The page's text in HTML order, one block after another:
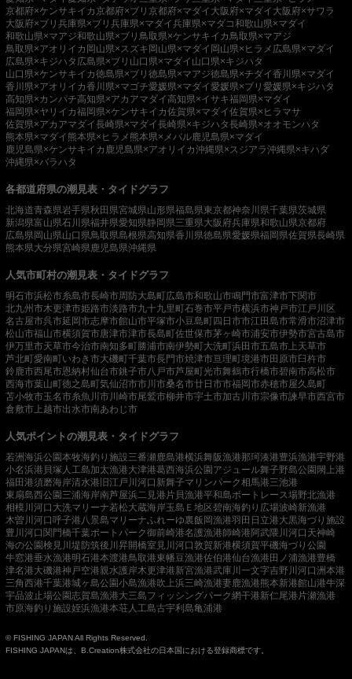
京都府×ケンサキイカ京都府×ブリ 京都府×マダイ 大阪府×マダイ 大阪府×サワラ
大阪府×ブリ 兵庫県×ブリ 兵庫県×マダイ兵庫県×マダコ和歌山県×マダイ
和歌山県×マアジ和歌山県×ブリ 鳥取県×ケンサキイカ 鳥取県×マアジ
鳥取県×アオリイカ 岡山県×スズキ岡山県×マダイ 岡山県×ヒラメ 広島県×マダイ
広島県×キジハタ 広島県×ブリ 山口県×マダイ 山口県×キジハタ
山口県×ケンサキイカ徳島県×ブリ 徳島県×マアジ徳島県×チダイ香川県×マダイ
香川県×アオリイカ香川県×マゴチ愛媛県×マダイ愛媛県×ブリ 愛媛県×キジハタ
高知県×カンパチ高知県×アカアマダイ高知県×イサキ福岡県×マダイ
福岡県×ヤリイカ福岡県×ケンサキイカ佐賀県×マダイ佐賀県×ヒラマサ
佐賀県×アカアマダイ長崎県×マダイ長崎県×キジハタ長崎県×オオモンハタ
熊本県×マダイ 熊本県×ヒラメ 熊本県×メバル鹿児島県×マダイ
鹿児島県×ケンサキイカ 鹿児島県×アオリイカ沖縄県×スジアラ沖縄県×キハダ
沖縄県×バラハタ
各都道府県の潮見表・タイドグラフ
北海道青森県岩手県秋田県宮城県山形県福島県東京都神奈川県千葉県茨城県
新潟県富山県石川県福井県愛知県静岡県三重県大阪府兵庫県和歌山県京都府
広島県岡山県山口県鳥取県島根県高知県香川県徳島県愛媛県福岡県佐賀県長崎県
熊本県大分県宮崎県 鹿児島県沖縄県
人気市町村の潮見表・タイドグラフ
明石市浜松市糸島市長崎市周防大島町広島市和歌山市鳴門市富津市下関市
北九州市木更津市姫路市淡路市九十九里町石巻市平戸市横浜市神戸市江戸川区
名古屋市呉市延岡市志摩市館山市平塚市小豆島町四日市市江田島市常滑市沼津市
松山市福山市横須賀市唐津市津市長島町佐世保市茅ヶ崎市浦安市伊勢市宮古島市
伊万里市天草市今治市南知多町勝浦市南伊勢町大洗町浜田市五島市 上天草市
芦北町愛南町いわき市大磯町千葉市長門市焼津市亘理町境港市田原市臼杵市
鈴鹿市西尾市恩納村仙台市銚子市八戸市芦屋町光市舞鶴市行橋市碧南市高松市
西海市葉山町徳之島町気仙沼市市川市桑名市廿日市市福岡市赤穂市屋久島町
苫小牧市玉名市糸魚川市 川崎市尾鷲市柳井市宇土市加古川市宗像市諫早市西宮市
倉敷市 上越市出水市南あわじ市
人気ポイントの潮見表・タイドグラフ
若洲海浜公園本牧海釣り施設三番瀬 鹿島港横浜舞阪漁港那珂湊港豊浜漁港宇野港
小名浜港 貝塚人工島加太漁港大津港葛西海浜公園アジュール舞子野島公園閖上港
福田港須磨海岸清水港 旧江戸川河口 新舞子マリンパーク相馬港三池港
東扇島西公園三浦海岸南芦屋浜二見港 片貝漁港平和島ボートレース場野北漁港
相模川河口 大洗マリーナ若松大蔵海岸玉島Ｅ地区碧南海釣り広場波崎新漁港
木曽川河口呼子港 八景島マリーナふれーゆ裏飯岡漁港羽田 日立港大黒海づり施設
豊川河口関門橋千葉ポートパーク御前崎港名護漁港師崎港阿武隈川河口 天神崎
海の公園検見川堤防筑後川昇開橋室見川河口敦賀新港横須賀平磯海づり公園
牛窓港垂水漁港明石港本渡港鳥取港東幡豆漁港佐伯港仙台漁港田ノ浦漁港豊橋
津名港大磯港神戸空港親水護岸木更津港新宮漁港武庫川一文字吉野川河口洲本港
三角西港千葉港城ヶ島公園小島漁港吹上浜三崎漁港妻鹿漁港熊本新港館山港牛深
宇品波止場公園志賀島漁港大三島フィッシングパーク網干港新仁尾港 片瀬漁港
市原海釣り施設姪浜漁港本荘人工島古宇利島亀浦港
© FISHING JAPAN All Rights Reserved.
FISHING JAPANは、B.Creation株式会社の日本国における登録商標です。